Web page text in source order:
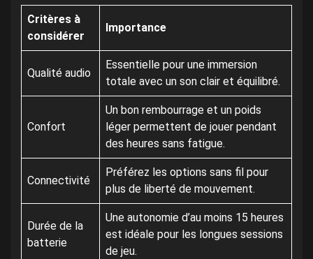
Critères à
considérer
Importance
Qualité audio
Essentielle pour une immersion
totale avec un son clair et équilibré.
Confort
Un bon rembourrage et un poids
léger permettent de jouer pendant
des heures sans fatigue.
Connectivité
Préférez les options sans fil pour
plus de liberté de mouvement.
Durée de la
batterie
Une autonomie d’au moins 15 heures
est idéale pour les longues sessions
de jeu.